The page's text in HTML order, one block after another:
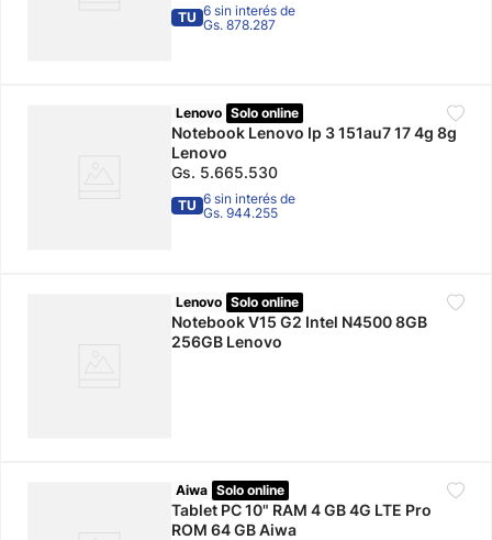
TU 6 sin interés de
Gs. 878.287
Lenovo Solo online
Notebook Lenovo Ip 3 151au7 17 4g 8g
Lenovo
Gs. 5.665.530
TU 6 sin interés de
Gs. 944.255
Lenovo Solo online
Notebook V15 G2 Intel N4500 8GB
256GB Lenovo
Aiwa Solo online
Tablet PC 10" RAM 4 GB 4G LTE Pro
ROM 64 GB Aiwa